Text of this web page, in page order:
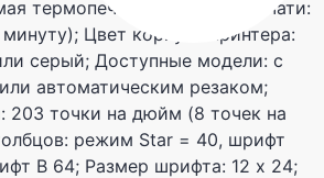
термопечать; Скорость печати:
Цвет корпуса принтера:
серый; Доступные модели: с
автоматическим резаком;
203 точки на дюйм (8 точек на
режим Star = 40, шрифт
B 64; Размер шрифта: 12 x 24;